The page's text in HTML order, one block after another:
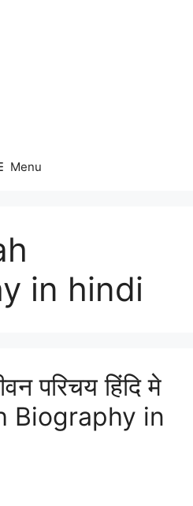
Menu
in hindi
परिचय हिंदि मे
Biography in